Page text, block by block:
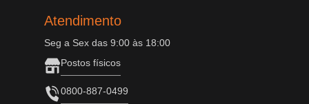
Atendimento
Seg a Sex das 9:00 às 18:00
Postos físicos
0800-887-0499